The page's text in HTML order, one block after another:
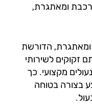
ומאתגרת,
הדורשת
לשירותי
מקצועי. כך
בטוחה